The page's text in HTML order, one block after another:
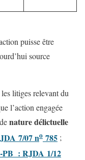
puisse être
source
litiges relevant du
l’action engagée
nature délictuelle
7/07 no 785 ;
PB : RJDA 1/12